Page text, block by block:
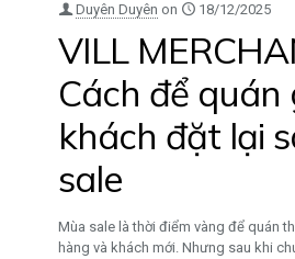
Duyên Duyên on 18/12/2025
VILL
Cách để quán
khách đặt lại
sale
Mùa sale là thời điểm vàng để quán
hàng và khách mới. Nhưng sau khi